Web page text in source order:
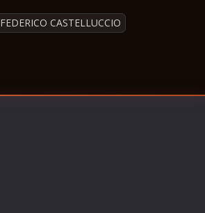
FEDERICO CASTELLUCCIO